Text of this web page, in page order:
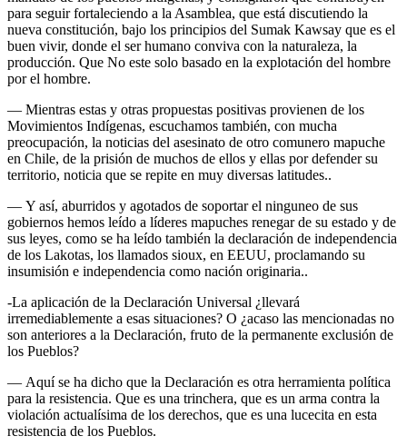
para seguir fortaleciendo a la Asamblea, que está discutiendo la
nueva constitución, bajo los principios del Sumak Kawsay que es el
buen vivir, donde el ser humano conviva con la naturaleza, la
producción. Que No este solo basado en la explotación del hombre
por el hombre.
— Mientras estas y otras propuestas positivas provienen de los
Movimientos Indígenas, escuchamos también, con mucha
preocupación, la noticias del asesinato de otro comunero mapuche
en Chile, de la prisión de muchos de ellos y ellas por defender su
territorio, noticia que se repite en muy diversas latitudes..
— Y así, aburridos y agotados de soportar el ninguneo de sus
gobiernos hemos leído a líderes mapuches renegar de su estado y de
sus leyes, como se ha leído también la declaración de independencia
de los Lakotas, los llamados sioux, en EEUU, proclamando su
insumisión e independencia como nación originaria..
-La aplicación de la Declaración Universal ¿llevará
irremediablemente a esas situaciones? O ¿acaso las mencionadas no
son anteriores a la Declaración, fruto de la permanente exclusión de
los Pueblos?
— Aquí se ha dicho que la Declaración es otra herramienta política
para la resistencia. Que es una trinchera, que es un arma contra la
violación actualísima de los derechos, que es una lucecita en esta
resistencia de los Pueblos.